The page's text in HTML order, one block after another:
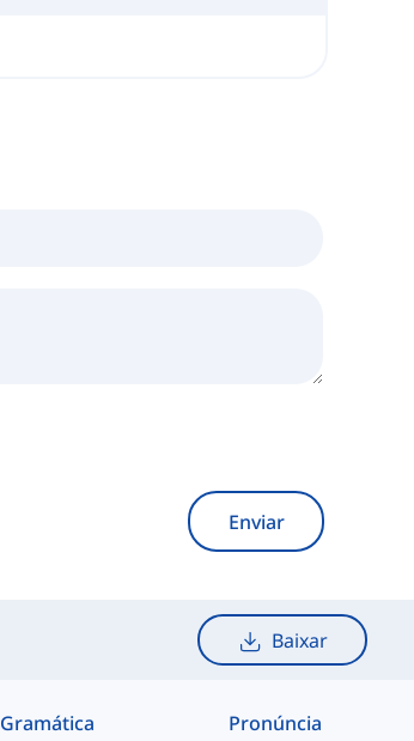
Enviar
Baixar
Gramática Pronúncia